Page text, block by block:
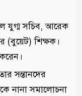
যুগ্ম সচিব, আরেক
(বুয়েট) শিক্ষক।
সন্তানদের
নানা সমালোচনা